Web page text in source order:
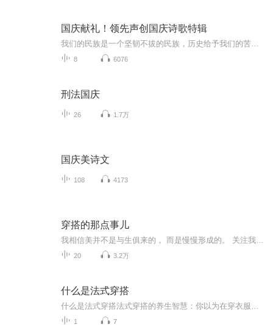
国庆献礼！领先声创国庆诗歌特辑
8 6076
刑法国庆
26 1.7万
国庆美诗文
108 4173
穿搭的那点事儿
20 3.2万
什么是法式穿搭
1 7